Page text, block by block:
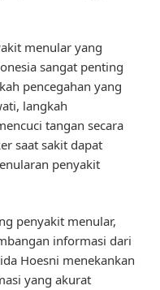
menular yang
sangat penting
pencegahan yang
langkah
tangan secara
saat sakit dapat
penyakit
penyakit menular,
informasi dari
Hoesni menekankan
yang akurat